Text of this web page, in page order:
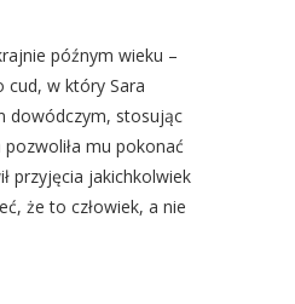
późnym wieku –
cud, w który Sara
dowódczym, stosując
mu pokonać
przyjęcia jakichkolwiek
że to człowiek, a nie